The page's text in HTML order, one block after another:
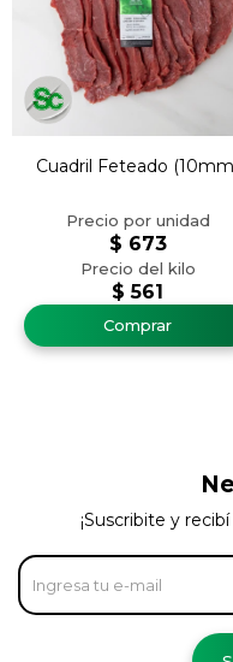
Cuadril Feteado
$ 561
$ 673
¡Suscribite y